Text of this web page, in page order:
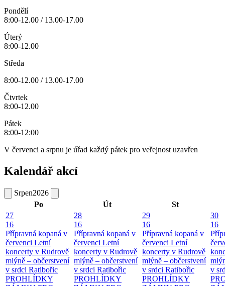
Pondělí
8:00-12.00 / 13.00-17.00
Úterý
8:00-12.00
Středa
8:00-12.00 / 13.00-17.00
Čtvrtek
8:00-12.00
Pátek
8:00-12:00
V červenci a srpnu je úřad každý pátek pro veřejnost uzavřen
Kalendář akcí
Srpen2026
Po
Út
St
27
16
Přípravná kopaná v
červenci Letní
koncerty v Rudrově
mlýně – občerstvení
v srdci Ratibořic
PROHLÍDKY
28
16
Přípravná kopaná v
červenci Letní
koncerty v Rudrově
mlýně – občerstvení
v srdci Ratibořic
PROHLÍDKY
29
16
Přípravná kopaná v
červenci Letní
koncerty v Rudrově
mlýně – občerstvení
v srdci Ratibořic
PROHLÍDKY
30
16
v